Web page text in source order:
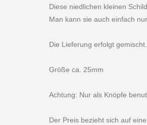
Diese niedlichen kleinen
Man kann sie auch einfach
Die Lieferung erfolgt gemischt.
Größe ca. 25mm
Achtung: Nur als Knöpfe
Der Preis bezieht sich auf